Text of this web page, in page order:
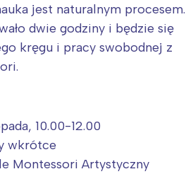
jest naturalnym procesem.
dwie godziny i będzie się
kręgu i pracy swobodnej z
10.00-12.00
wkrótce
Montessori Artystyczny